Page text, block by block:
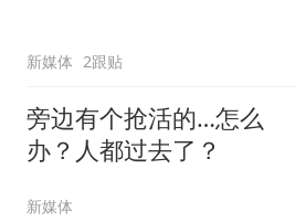
新媒体 2跟贴
旁边有个抢活的…怎么
办？人都过去了？
新媒体